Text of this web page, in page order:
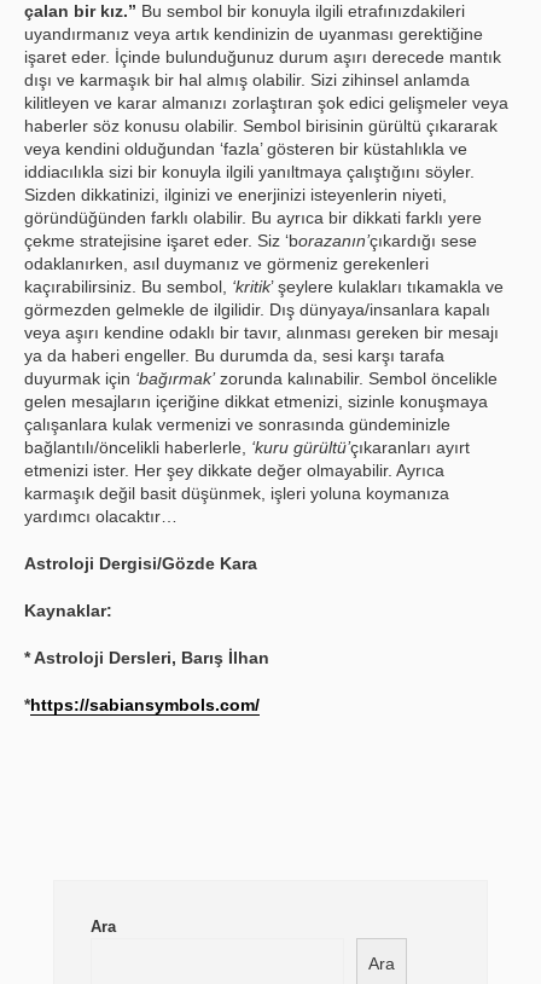
çalan bir kız.” Bu sembol bir konuyla ilgili etrafınızdakileri
uyandırmanız veya artık kendinizin de uyanması gerektiğine
işaret eder. İçinde bulunduğunuz durum aşırı derecede mantık
dışı ve karmaşık bir hal almış olabilir. Sizi zihinsel anlamda
kilitleyen ve karar almanızı zorlaştıran şok edici gelişmeler veya
haberler söz konusu olabilir. Sembol birisinin gürültü çıkararak
veya kendini olduğundan ‘fazla’ gösteren bir küstahlıkla ve
iddiacılıkla sizi bir konuyla ilgili yanıltmaya çalıştığını söyler.
Sizden dikkatinizi, ilginizi ve enerjinizi isteyenlerin niyeti,
göründüğünden farklı olabilir. Bu ayrıca bir dikkati farklı yere
çekme stratejisine işaret eder. Siz ‘borazanın’çıkardığı sese
odaklanırken, asıl duymanız ve görmeniz gerekenleri
kaçırabilirsiniz. Bu sembol, ‘kritik’ şeylere kulakları tıkamakla ve
görmezden gelmekle de ilgilidir. Dış dünyaya/insanlara kapalı
veya aşırı kendine odaklı bir tavır, alınması gereken bir mesajı
ya da haberi engeller. Bu durumda da, sesi karşı tarafa
duyurmak için ‘bağırmak’zorunda kalınabilir. Sembol öncelikle
gelen mesajların içeriğine dikkat etmenizi, sizinle konuşmaya
çalışanlara kulak vermenizi ve sonrasında gündeminizle
bağlantılı/öncelikli haberlerle, ‘kuru gürültü’çıkaranları ayırt
etmenizi ister. Her şey dikkate değer olmayabilir. Ayrıca
karmaşık değil basit düşünmek, işleri yoluna koymanıza
yardımcı olacaktır…
Astroloji Dergisi/Gözde Kara
Kaynaklar:
* Astroloji Dersleri, Barış İlhan
*https://sabiansymbols.com/
Ara
Ara